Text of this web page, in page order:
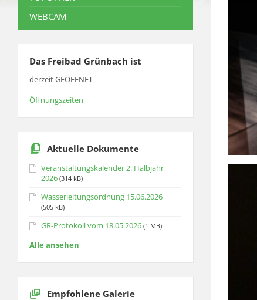
WEBCAM
Das Freibad Grünbach ist
derzeit GEÖFFNET
Öffnungszeiten
Aktuelle Dokumente
Veranstaltungskalender 2. Halbjahr
2026 (314 kB)
Wasserleitungsordnung 15.06.2026
(505 kB)
GR-Protokoll vom 18.05.2026 (1 MB)
Alle ansehen
Empfohlene Galerie